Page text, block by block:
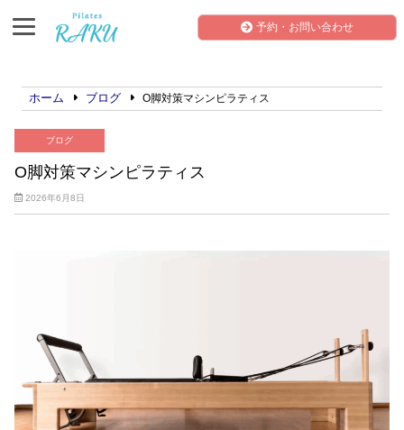
予約・お問い合わせ
ホーム ブログ O脚対策マシンピラティス
ブログ
O脚対策マシンピラティス
2026年6月8日